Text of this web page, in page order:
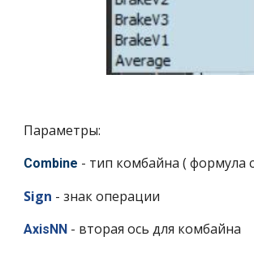
Параметры:
Combine - тип комбайна ( формула
Sign - знак операции
AxisNN - вторая ось для комбайна